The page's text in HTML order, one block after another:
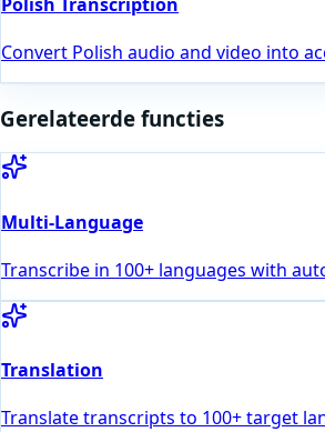
Convert Polish audio and video into
Gerelateerde functies
Multi-Language
Transcribe in 100+ languages with
Translation
Translate transcripts to 100+ target